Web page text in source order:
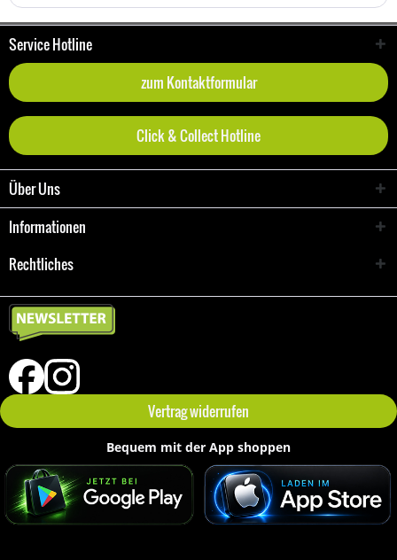
Service Hotline
zum Kontaktformular
Click & Collect Hotline
Über Uns
Informationen
Rechtliches
Vertrag widerrufen
Bequem mit der App shoppen